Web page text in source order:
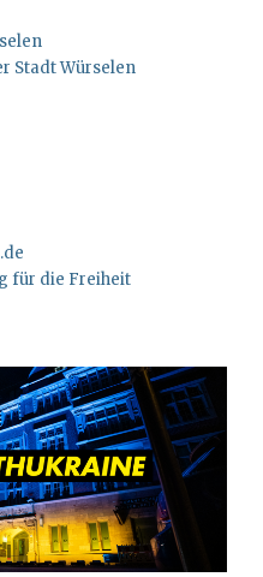
Stadt Würselen
für die Freiheit